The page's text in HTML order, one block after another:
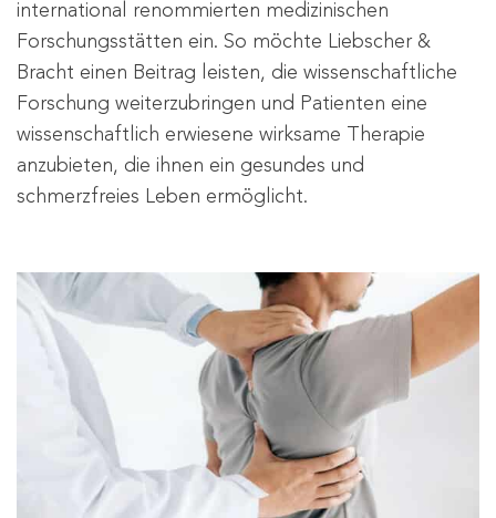
international renommierten medizinischen
Forschungsstätten ein. So möchte Liebscher &
Bracht einen Beitrag leisten, die wissenschaftliche
Forschung weiterzubringen und Patienten eine
wissenschaftlich erwiesene wirksame Therapie
anzubieten, die ihnen ein gesundes und
schmerzfreies Leben ermöglicht.